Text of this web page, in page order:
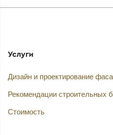
Услуги
Дизайн и проектирование
Рекомендации строительных
Стоимость